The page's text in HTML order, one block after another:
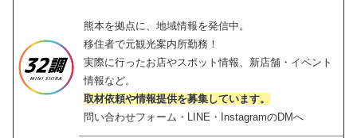
熊本を拠点に、地域情報を発信中。
移住者で元観光案内所勤務！
実際に行ったお店やスポット情報、新店舗・イベント
情報など。
取材依頼や情報提供を募集しています。
問い合わせフォーム・LINE・InstagramのDMへ